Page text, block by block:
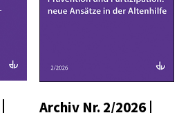
Archiv Nr. 2/2026 |